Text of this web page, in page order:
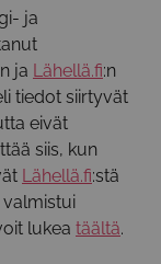
ja
ja Lähellä.fi:n
tiedot siirtyvät
eivät
siis, kun
Lähellä.fi:stä
lukea täältä.